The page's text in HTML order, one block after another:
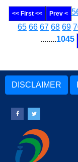
<< First << Prev <
65 66 67 68 69
........1045
DISCLAIMER